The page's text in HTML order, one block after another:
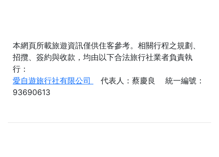
本網頁所載旅遊資訊僅供住客參考。相關行程之規劃、
招攬、簽約與收款，均由以下合法旅行社業者負責執
行：
愛自遊旅行社有限公司
代表人：蔡慶良 統一編號：
93690613